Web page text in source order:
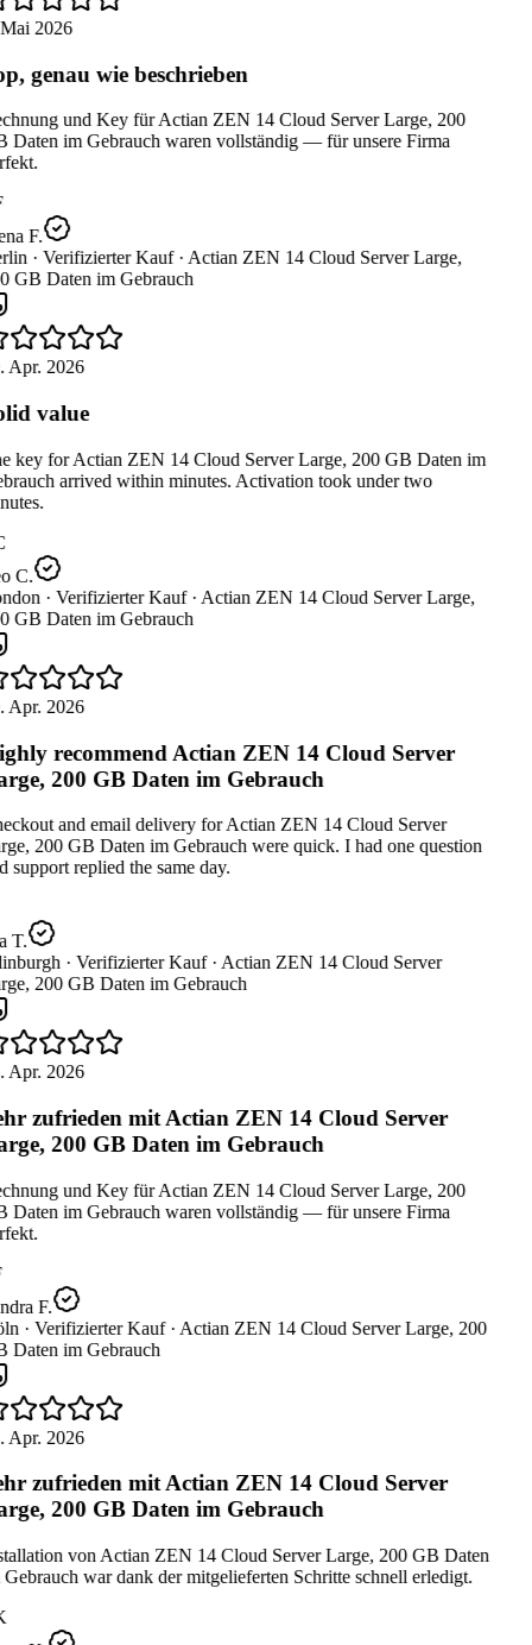
2026
genau wie beschrieben
und Key für Actian ZEN 14 Cloud Server Large, 200
Daten im Gebrauch waren vollständig — für unsere Firma
F.
· Verifizierter Kauf · Actian ZEN 14 Cloud Server Large,
GB Daten im Gebrauch
Apr. 2026
value
key for Actian ZEN 14 Cloud Server Large, 200 GB Daten im
arrived within minutes. Activation took under two
C.
· Verifizierter Kauf · Actian ZEN 14 Cloud Server Large,
GB Daten im Gebrauch
Apr. 2026
recommend Actian ZEN 14 Cloud Server
200 GB Daten im Gebrauch
and email delivery for Actian ZEN 14 Cloud Server
200 GB Daten im Gebrauch were quick. I had one question
support replied the same day.
T.
· Verifizierter Kauf · Actian ZEN 14 Cloud Server
200 GB Daten im Gebrauch
Apr. 2026
zufrieden mit Actian ZEN 14 Cloud Server
200 GB Daten im Gebrauch
und Key für Actian ZEN 14 Cloud Server Large, 200
Daten im Gebrauch waren vollständig — für unsere Firma
F.
· Verifizierter Kauf · Actian ZEN 14 Cloud Server Large, 200
Daten im Gebrauch
Apr. 2026
zufrieden mit Actian ZEN 14 Cloud Server
200 GB Daten im Gebrauch
von Actian ZEN 14 Cloud Server Large, 200 GB Daten
war dank der mitgelieferten Schritte schnell erledigt.